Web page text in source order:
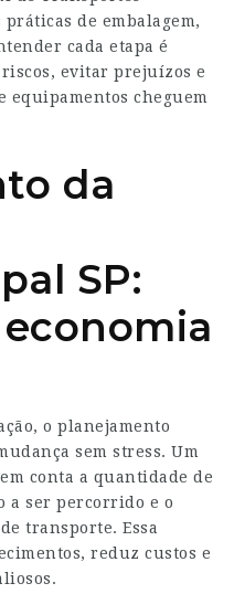
de embalagem,
cada etapa é
evitar prejuízos e
cheguem
da
SP:
o planejamento
sem stress. Um
conta a quantidade de
a ser percorrido e o
transporte. Essa
reduz custos e